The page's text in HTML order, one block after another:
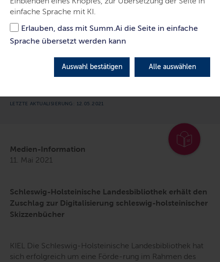
einfache Sprache mit KI.
Erlauben, dass mit Summ.Ai die Seite in einfache
Sprache übersetzt werden kann
Auswahl bestätigen Alle auswählen
Schleswig-Holsteinische
Landesbibliothek erhält den
Zuschlag zur Digitalisierung
schleswig-holsteinischer
Skizzenbücher
LETZTE AKTUALISIERUNG: 12.05.2021
Medien-Information
11. Mai 2021
Schleswig-Holsteinische Landesbibliothek erhält den
Zuschlag zur Digitalisierung schleswig-holsteinischer
Skizzenbücher
KIEL Die Schleswig-Holsteinische Landesbibliothek hat
sich erfolgreich um eine Förde-rung im Rahmen des